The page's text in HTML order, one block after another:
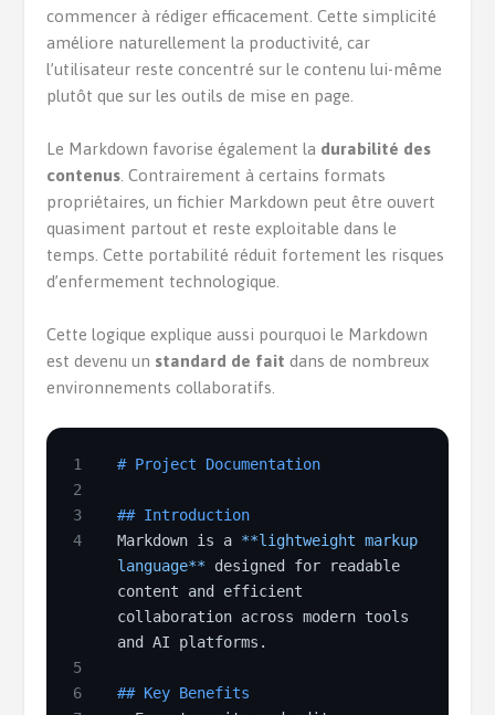
commencer à rédiger efficacement. Cette simplicité
améliore naturellement la productivité, car
l’utilisateur reste concentré sur le contenu lui-même
plutôt que sur les outils de mise en page.
Le Markdown favorise également la durabilité des
contenus . Contrairement à certains formats
propriétaires, un fichier Markdown peut être ouvert
quasiment partout et reste exploitable dans le
temps. Cette portabilité réduit fortement les risques
d’enfermement technologique.
Cette logique explique aussi pourquoi le Markdown
est devenu un standard de fait dans de nombreux
environnements collaboratifs.
1
# Project Documentation
2
3
## Introduction
4
Markdown is a **lightweight markup
language** designed for readable
content and efficient
collaboration across modern tools
and AI platforms.
5
6
## Key Benefits